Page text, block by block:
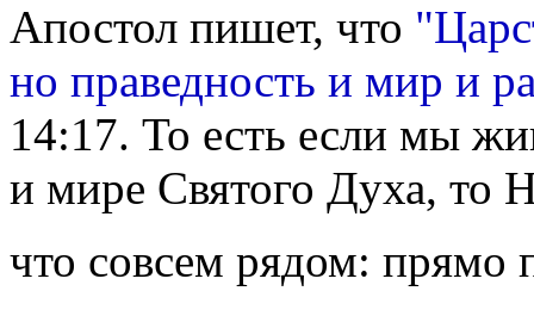
Апостол пишет, что
но праведность и мир и
14:17. То есть если мы
и мире Святого Духа, то
что совсем рядом: